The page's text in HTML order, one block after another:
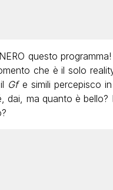
questo
che è il solo
Gfe simili percepisco
dai, ma quanto è